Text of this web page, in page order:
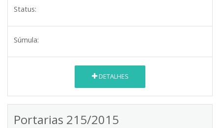
Status:
Súmula:
DETALHES
Portarias 215/2015